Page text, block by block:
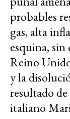
probables
gas, alta
esquina,
Reino
y la
resultado
italiano